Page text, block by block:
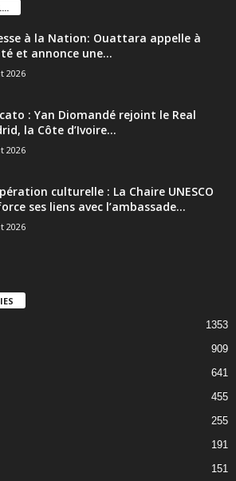
à la Nation: Ouattara appelle à
et annonce une...
2026
: Yan Diomandé rejoint le Real
la Côte d’Ivoire...
2026
culturelle : La Chaire UNESCO
ses liens avec l’ambassade...
2026
1353
909
641
455
255
191
151